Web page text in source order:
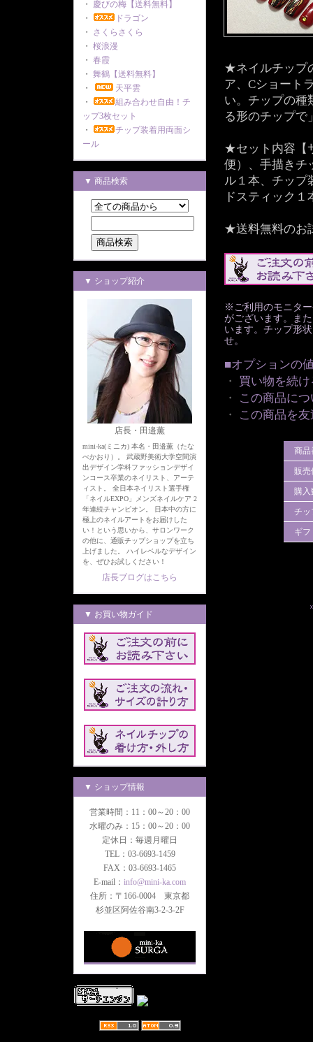
・ 慶びの梅【送料無料】
・
ドラゴン
・ さくらさくら
・ 桜浪漫
・ 春霞
・ 舞鶴【送料無料】
・
天平雲
・
組み合わせ自由！チ
ップ3枚セット
・
チップ装着用両面シ
ール
▼ 商品検索
▼ ショップ紹介
店長・田邉薫
mini-ka(ミニカ) 本名・田邉薫（たな
べかおり）。 武蔵野美術大学空間演
出デザイン学科ファッションデザイ
ンコース卒業のネイリスト、アーテ
ィスト。 全日本ネイリスト選手権
「ネイルEXPO」メンズネイルケア 2
年連続チャンピオン。 日本中の方に
極上のネイルアートをお届けした
い！という思いから、サロンワーク
の他に、通販チップショップを立ち
上げました。 ハイレベルなデザイン
を、ぜひお試しください！
店長ブログはこちら
▼ お買い物ガイド
▼ ショップ情報
営業時間：11：00～20：00
水曜のみ：15：00～20：00
定休日：毎週月曜日
TEL：03-6693-1459
FAX：03-6693-1465
E-mail： info@mini-ka.com
住所：〒166-0004 東京都
杉並区阿佐谷南3-2-3-2F
★ネイルチップ
ア、Cショート
い。チップの種
る形のチップで
★セット内容【
便）、手描きチ
ル１本、チップ
ドスティック１
★送料無料のお
※ご利用のモニタ
がございます。ま
います。チップ形
せ。
■オプションの
・ 買い物を続け
・
この商品に
・
この商品を
商品
販売
購入
チッ
ギフ